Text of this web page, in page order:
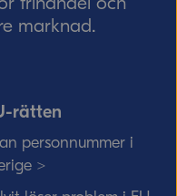
marknad.
rätten
personnummer i
>